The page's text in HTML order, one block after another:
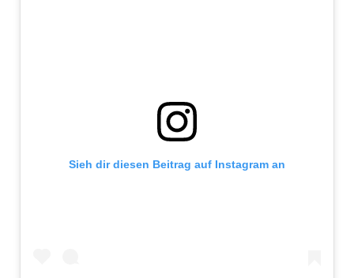
Sieh dir diesen Beitrag auf Instagram an